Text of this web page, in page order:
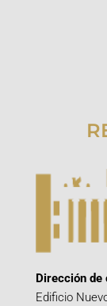
Dirección de
Edificio